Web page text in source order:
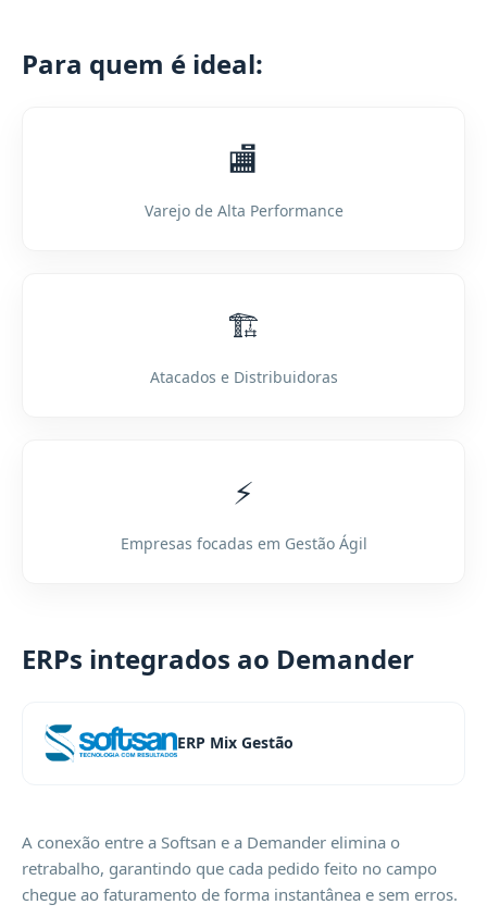
Para quem é ideal:
🏬
Varejo de Alta Performance
🏗️
Atacados e Distribuidoras
⚡
Empresas focadas em Gestão Ágil
ERPs integrados ao Demander
ERP Mix Gestão
A conexão entre a Softsan e a Demander elimina o
retrabalho, garantindo que cada pedido feito no campo
chegue ao faturamento de forma instantânea e sem erros.